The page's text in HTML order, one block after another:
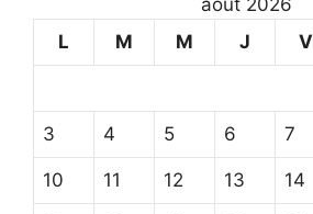
août 2026
L
M M J V
3 4 5 6 7
10 11 12 13 14